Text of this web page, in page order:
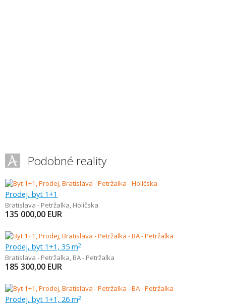
Podobné reality
Prodej, byt 1+1
Bratislava - Petržalka, Holíčska
135 000,00 EUR
Prodej, byt 1+1, 35 m2
Bratislava - Petržalka, BA - Petržalka
185 300,00 EUR
Prodej, byt 1+1, 26 m2